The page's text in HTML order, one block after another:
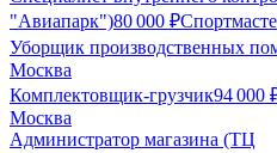
"Авиапарк")80 000 ₽
Уборщик производственных
Москва
Комплектовщик-грузчик94 000
Москва
Администратор магазина (ТЦ